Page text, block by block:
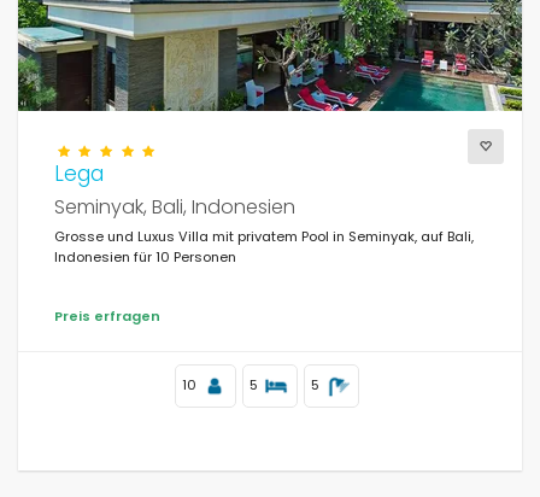
Lega
Seminyak, Bali, Indonesien
Grosse und Luxus Villa mit privatem Pool in Seminyak, auf Bali,
Indonesien für 10 Personen
Preis erfragen
10 5 5